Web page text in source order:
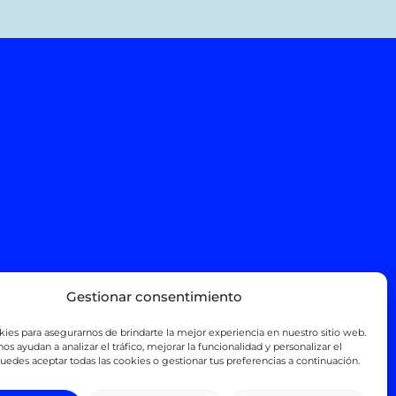
Gestionar consentimiento
para asegurarnos de brindarte la mejor experiencia en nuestro sitio web.
ayudan a analizar el tráfico, mejorar la funcionalidad y personalizar el
aceptar todas las cookies o gestionar tus preferencias a continuación.